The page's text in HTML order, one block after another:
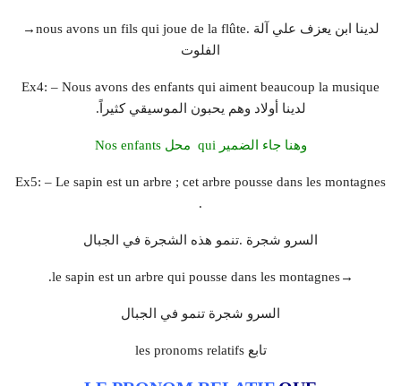
→nous avons un fils qui joue de la flûte. لدينا ابن يعزف علي آلة
الفلوت
Ex4: – Nous avons des enfants qui aiment beaucoup la musique
.لدينا أولاد وهم يحبون الموسيقي كثيراً
وهنا جاء الضمير qui محل Nos enfants
Ex5: – Le sapin est un arbre ; cet arbre pousse dans les montagnes
.
السرو شجرة .تنمو هذه الشجرة في الجبال
→le sapin est un arbre qui pousse dans les montagnes.
السرو شجرة تنمو في الجبال
تابع les pronoms relatifs